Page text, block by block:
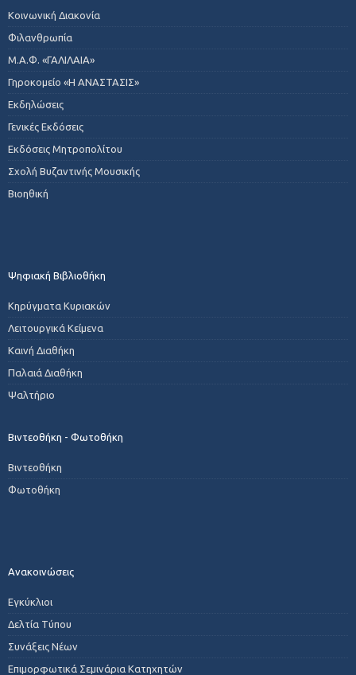
Κοινωνική Διακονία
Φιλανθρωπία
Μ.Α.Φ. «ΓΑΛΙΛΑΙΑ»
Γηροκομείο «Η ΑΝΑΣΤΑΣΙΣ»
Εκδηλώσεις
Γενικές Εκδόσεις
Εκδόσεις Μητροπολίτου
Σχολή Βυζαντινής Μουσικής
Βιοηθική
Ψηφιακή Βιβλιοθήκη
Κηρύγματα Κυριακών
Λειτουργικά Κείμενα
Καινή Διαθήκη
Παλαιά Διαθήκη
Ψαλτήριο
Βιντεοθήκη - Φωτοθήκη
Βιντεοθήκη
Φωτοθήκη
Ανακοινώσεις
Εγκύκλιοι
Δελτία Τύπου
Συνάξεις Νέων
Επιμορφωτικά Σεμινάρια Κατηχητών